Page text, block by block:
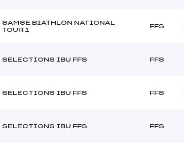
SAMSE BIATHLON NATIONAL
TOUR 1
FFS
SELECTIONS IBU FFS FFS
SELECTIONS IBU FFS FFS
SELECTIONS IBU FFS FFS